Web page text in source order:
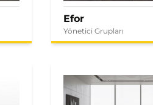
Efor
Yönetici Grupları